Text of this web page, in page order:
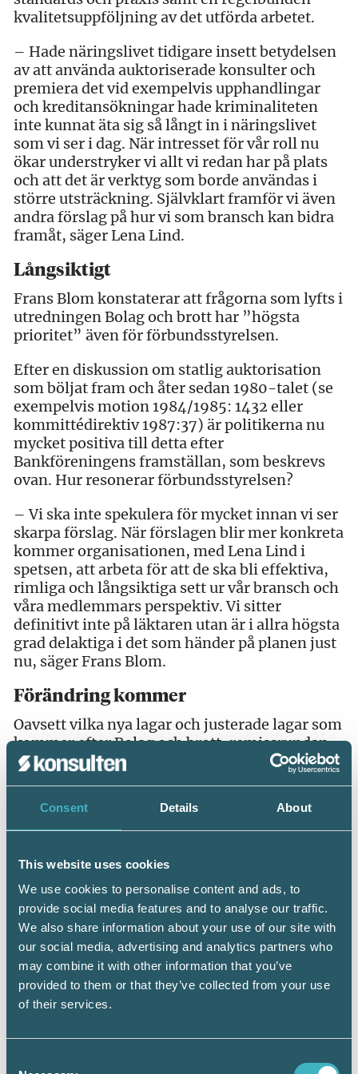
Consent Details About
This website uses cookies
We use cookies to personalise content and ads, to
provide social media features and to analyse our traffic.
We also share information about your use of our site with
our social media, advertising and analytics partners who
may combine it with other information that you’ve
provided to them or that they’ve collected from your use
of their services.
kvalitetsuppföljning av det utförda arbetet.
– Hade näringslivet tidigare insett betydelsen
av att använda auktoriserade konsulter och
premiera det vid exempelvis upphandlingar
och kreditansökningar hade kriminaliteten
inte kunnat äta sig så långt in i näringslivet
som vi ser i dag. När intresset för vår roll nu
ökar understryker vi allt vi redan har på plats
och att det är verktyg som borde användas i
större utsträckning. Självklart framför vi även
andra förslag på hur vi som bransch kan bidra
framåt, säger Lena Lind.
Långsiktigt
Frans Blom konstaterar att frågorna som lyfts i
utredningen Bolag och brott har ”högsta
prioritet” även för förbundsstyrelsen.
Efter en diskussion om statlig auktorisation
som böljat fram och åter sedan 1980-talet (se
exempelvis motion 1984/1985: 1432 eller
kommittédirektiv 1987:37) är politikerna nu
mycket positiva till detta efter
Bankföreningens framställan, som beskrevs
ovan. Hur resonerar förbundsstyrelsen?
– Vi ska inte spekulera för mycket innan vi ser
skarpa förslag. När förslagen blir mer konkreta
kommer organisationen, med Lena Lind i
spetsen, att arbeta för att de ska bli effektiva,
rimliga och långsiktiga sett ur vår bransch och
våra medlemmars perspektiv. Vi sitter
definitivt inte på läktaren utan är i allra högsta
grad delaktiga i det som händer på planen just
nu, säger Frans Blom.
Förändring kommer
Oavsett vilka nya lagar och justerade lagar som
kommer efter Bolag och brott, remissrundan
och påverkansarbetet från bland andra Srf
redan av den pågående utvecklingen mot allt
skarpare krav på regelefterlevnad
regler som införs eller skärps har
beröringspunkter med Bolag och brott.
Penningtvättslagstiftningen, GDPR och
kommande krav på hållbarhetsredovisning är
bara tre exempel som ger stora och små byråer
en ny vardag. Det medför utvecklat
medlemsstöd, nya utbildningar och
tillhandahållande av annan rådgivning från Srf